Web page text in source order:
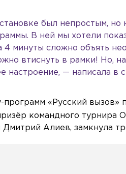
был непростым, но
В ней мы хотели
4 минуты сложно объять
втиснуть в рамки! Но,
настроение, — написала в
«Русский вызов»
командного турнира
Алиев, замкнула